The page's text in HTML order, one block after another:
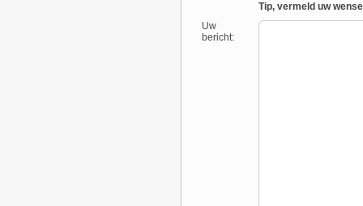
Tip, vermeld uw
Uw
bericht: